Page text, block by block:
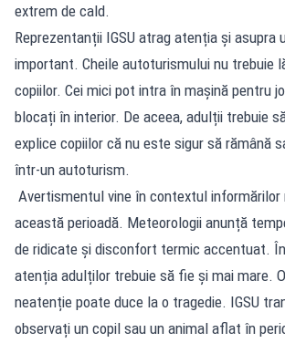
extrem de cald.
Reprezentanții IGSU atrag atenția și asupra
important. Cheile autoturismului nu trebuie
copiilor. Cei mici pot intra în mașină pentru
blocați în interior. De aceea, adulții trebuie
explice copiilor că nu este sigur să rămână
într-un autoturism.
Avertismentul vine în contextul informărilor
această perioadă. Meteorologii anunță
de ridicate și disconfort termic accentuat.
atenția adulților trebuie să fie și mai mare.
neatenție poate duce la o tragedie. IGSU
observați un copil sau un animal aflat în